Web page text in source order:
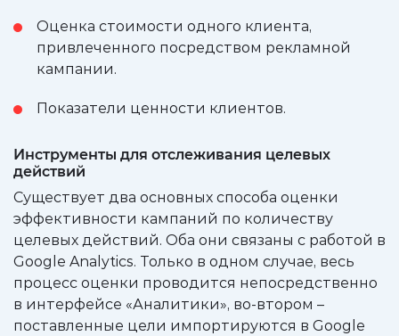
Оценка стоимости одного клиента,
привлеченного посредством рекламной
кампании.
Показатели ценности клиентов.
Инструменты для отслеживания целевых
действий
Существует два основных способа оценки
эффективности кампаний по количеству
целевых действий. Оба они связаны с работой в
Google Analytics. Только в одном случае, весь
процесс оценки проводится непосредственно
в интерфейсе «Аналитики», во-втором –
поставленные цели импортируются в Google